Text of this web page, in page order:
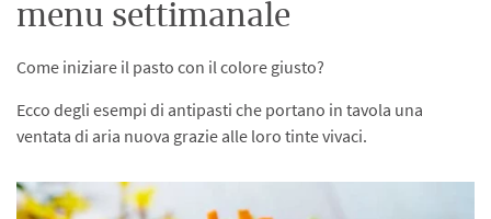
menu settimanale
Come iniziare il pasto con il colore giusto?
Ecco degli esempi di antipasti che portano in tavola una
ventata di aria nuova grazie alle loro tinte vivaci.